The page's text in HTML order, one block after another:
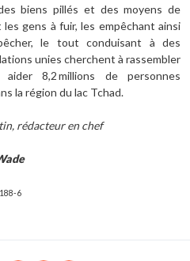
biens pillés et des moyens de
gens à fuir, les empêchant ainsi
le tout conduisant à des
unies cherchent à rassembler
8,2 millions de personnes
la région du lac Tchad.
rédacteur en chef
6